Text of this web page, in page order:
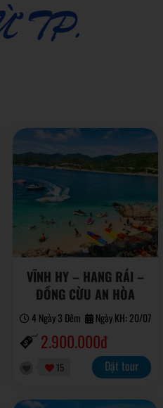
TP.
VĨNH HY – HANG RÁI –
ĐỒNG CỪU AN HÒA
4 Ngày 3 Đêm Ngày KH: 20/07
2.900.000đ
15 Đặt tour